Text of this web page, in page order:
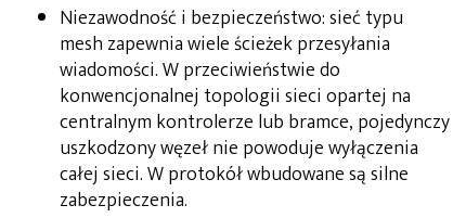
Niezawodność i bezpieczeństwo: sieć typu
mesh zapewnia wiele ścieżek przesyłania
wiadomości. W przeciwieństwie do
konwencjonalnej topologii sieci opartej na
centralnym kontrolerze lub bramce, pojedynczy
uszkodzony węzeł nie powoduje wyłączenia
całej sieci. W protokół wbudowane są silne
zabezpieczenia.